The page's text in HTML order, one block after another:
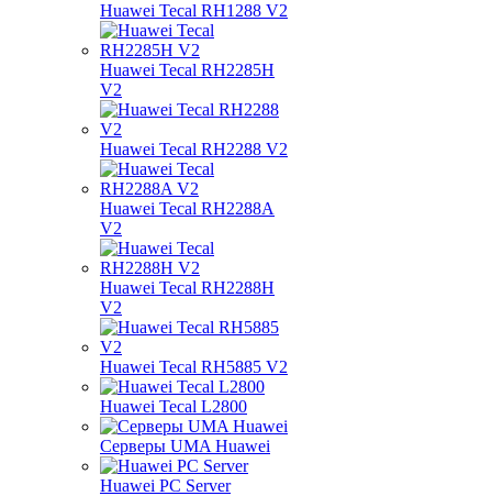
Huawei Tecal RH1288 V2
Huawei Tecal RH2285H
V2
Huawei Tecal RH2288 V2
Huawei Tecal RH2288A
V2
Huawei Tecal RH2288H
V2
Huawei Tecal RH5885 V2
Huawei Tecal L2800
Серверы UMA Huawei
Huawei PC Server